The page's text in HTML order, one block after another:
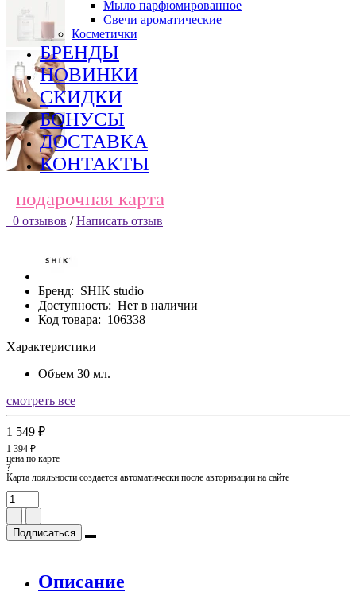
Мыло парфюмированное
Свечи ароматические
Косметички
БРЕНДЫ
НОВИНКИ
СКИДКИ
БОНУСЫ
ДОСТАВКА
КОНТАКТЫ
подарочная карта
0 отзывов / Написать отзыв
Бренд: SHIK studio
Доступность: Нет в наличии
Код товара: 106338
Характеристики
Объем 30 мл.
смотреть все
1 549 ₽
1 394 ₽
цена по карте
?
Карта лояльности создается автоматически после авторизации на сайте
Подписаться
Описание